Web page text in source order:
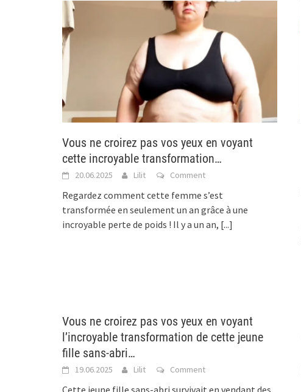
Vous ne croirez pas vos yeux en voyant
cette incroyable transformation…
20.06.2025 Lilit Comment
Regardez comment cette femme s’est
transformée en seulement un an grâce à une
incroyable perte de poids ! Il y a un an, [...]
Vous ne croirez pas vos yeux en voyant
l’incroyable transformation de cette jeune
fille sans-abri…
19.06.2025 Lilit Comment
Cette jeune fille sans-abri survivait en vendant des